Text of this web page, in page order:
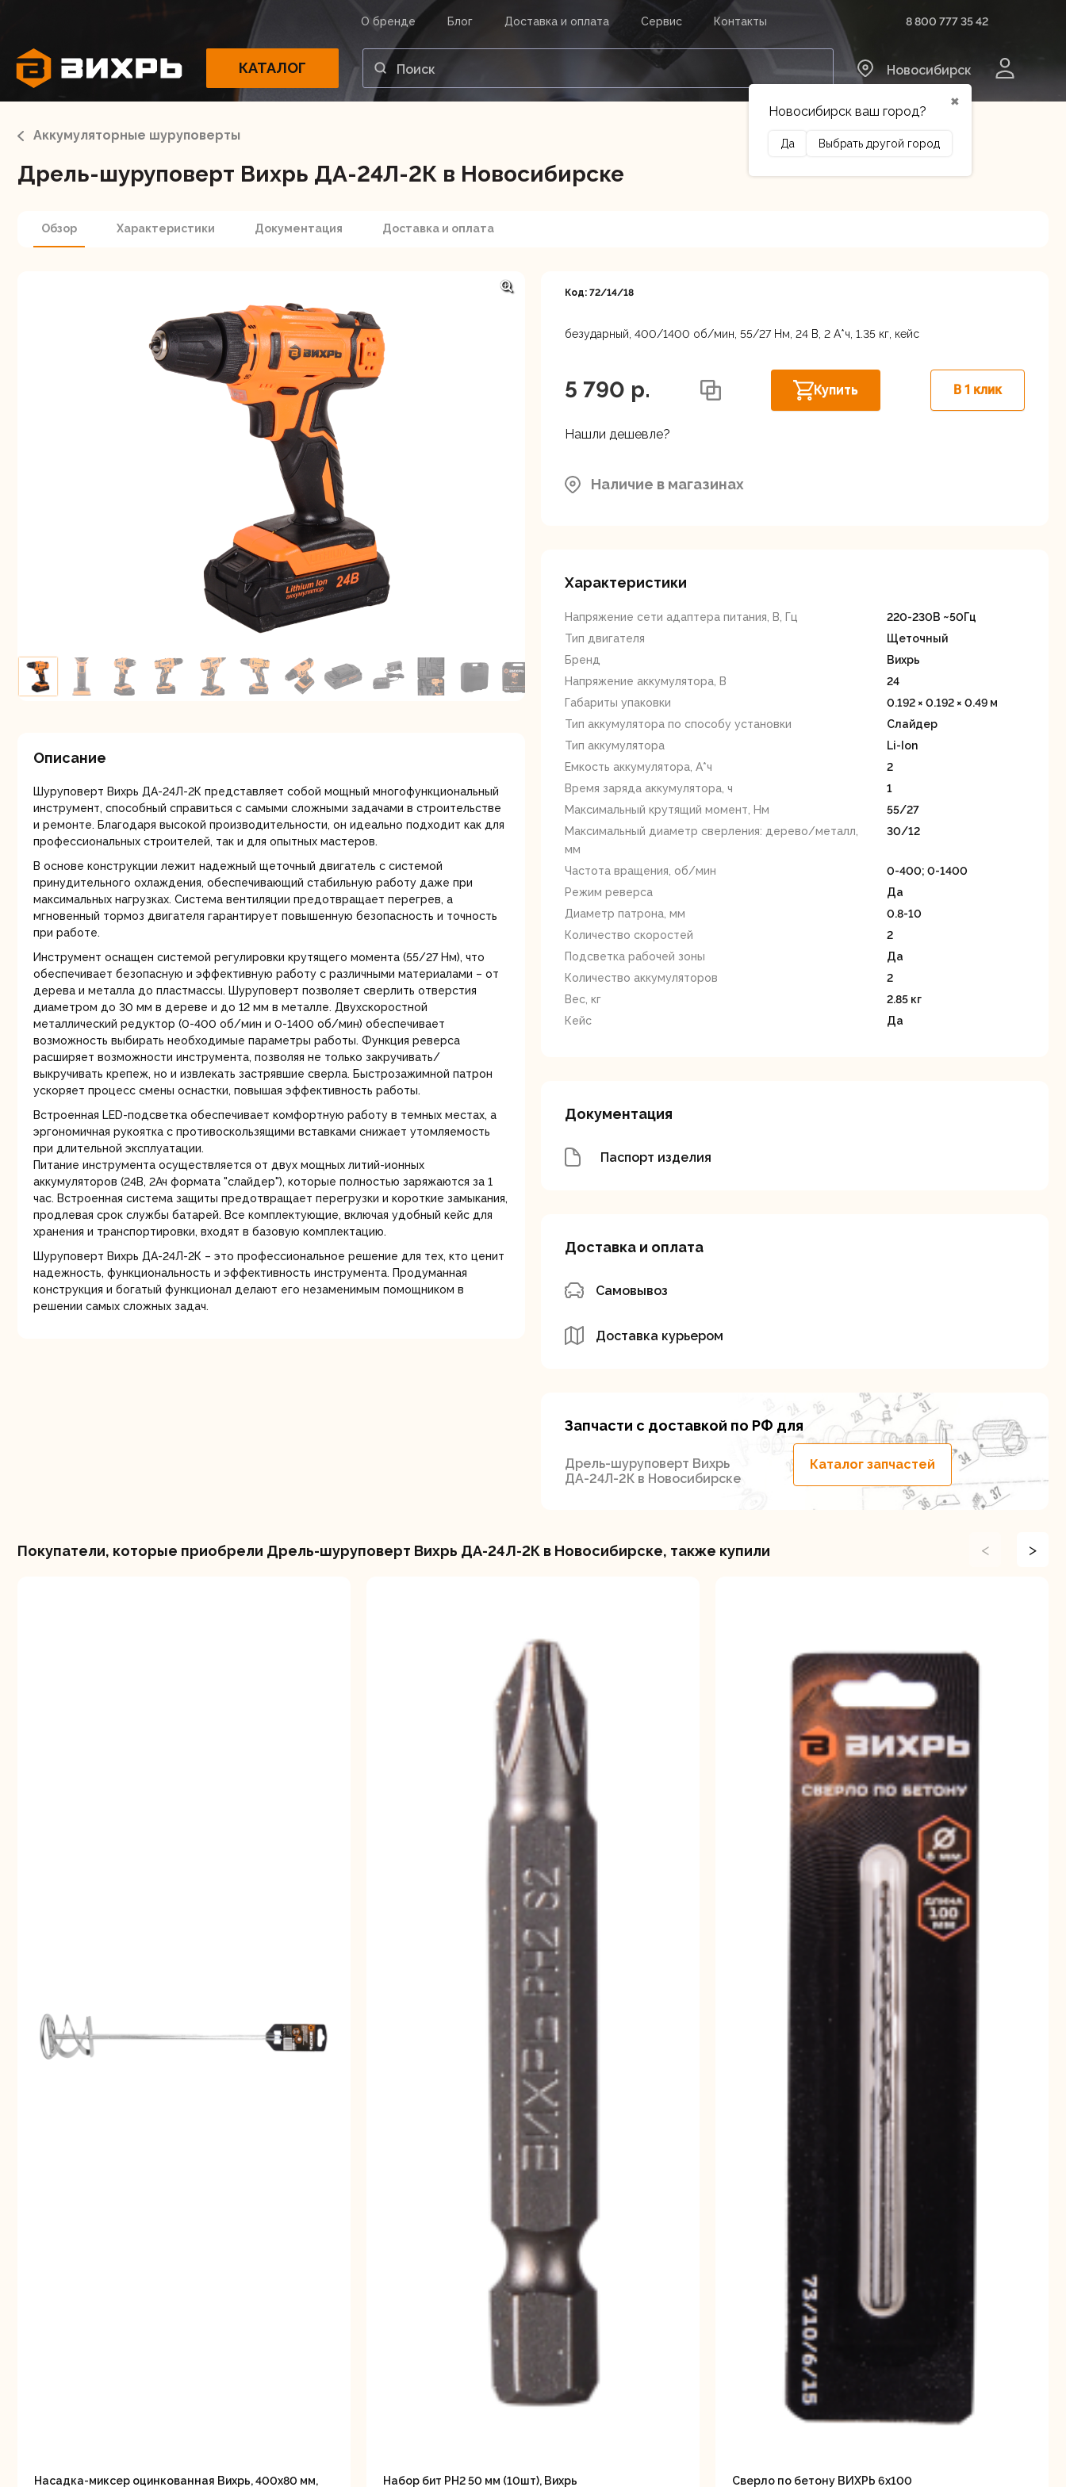
О бренде Блог Доставка и оплата Сервис Контакты 8 800 777 35 42
КАТАЛОГ Новосибирск
✖
Новосибирск ваш город?
Да Выбрать другой город
Аккумуляторные
шуруповерты
Комплектующие для
электроинструмента
Отрезные пилы Перфораторы Сабельные пилы
Рубанки
Степлеры
электрические
Термопистолеты
Торцовочные
пилы
Точильные станки
Шлифовальные
машины
Штроборезы
Аккумуляторные шуруповерты
Дрель-шуруповерт Вихрь ДА-24Л-2К в Новосибирске
Обзор Характеристики Документация Доставка и оплата
Описание
Шуруповерт Вихрь ДА-24Л-2К представляет собой мощный многофункциональный
инструмент, способный справиться с самыми сложными задачами в строительстве
и ремонте. Благодаря высокой производительности, он идеально подходит как для
профессиональных строителей, так и для опытных мастеров.
В основе конструкции лежит надежный щеточный двигатель с системой
принудительного охлаждения, обеспечивающий стабильную работу даже при
максимальных нагрузках. Система вентиляции предотвращает перегрев, а
мгновенный тормоз двигателя гарантирует повышенную безопасность и точность
при работе.
Инструмент оснащен системой регулировки крутящего момента (55/27 Нм), что
обеспечивает безопасную и эффективную работу с различными материалами – от
дерева и металла до пластмассы. Шуруповерт позволяет сверлить отверстия
диаметром до 30 мм в дереве и до 12 мм в металле. Двухскоростной
металлический редуктор (0-400 об/мин и 0-1400 об/мин) обеспечивает
возможность выбирать необходимые параметры работы. Функция реверса
расширяет возможности инструмента, позволяя не только закручивать/
выкручивать крепеж, но и извлекать застрявшие сверла. Быстрозажимной патрон
ускоряет процесс смены оснастки, повышая эффективность работы.
Встроенная LED-подсветка обеспечивает комфортную работу в темных местах, а
эргономичная рукоятка с противоскользящими вставками снижает утомляемость
при длительной эксплуатации.
Питание инструмента осуществляется от двух мощных литий-ионных
аккумуляторов (24В, 2Ач формата "слайдер"), которые полностью заряжаются за 1
час. Встроенная система защиты предотвращает перегрузки и короткие замыкания,
продлевая срок службы батарей. Все комплектующие, включая удобный кейс для
хранения и транспортировки, входят в базовую комплектацию.
Шуруповерт Вихрь ДА-24Л-2К – это профессиональное решение для тех, кто ценит
надежность, функциональность и эффективность инструмента. Продуманная
конструкция и богатый функционал делают его незаменимым помощником в
решении самых сложных задач.
Код: 72/14/18
безударный, 400/1400 об/мин, 55/27 Нм, 24 В, 2 А*ч, 1.35 кг, кейс
5 790 p. Купить В 1 клик
Нашли дешевле?
Наличие в магазинах
Новосибирск, Мочищенское шоссе, 1/4 к8
Осталось
Характеристики
Напряжение сети адаптера питания, В, Гц
220-230В ~50Гц
Тип двигателя
Щеточный
Бренд
Вихрь
Напряжение аккумулятора, В
24
Габариты упаковки
0.192 × 0.192 × 0.49 м
Тип аккумулятора по способу установки
Слайдер
Тип аккумулятора
Li-Ion
Емкость аккумулятора, А*ч
2
Время заряда аккумулятора, ч
1
Максимальный крутящий момент, Нм
55/27
Максимальный диаметр сверления: дерево/металл,
мм
30/12
Частота вращения, об/мин
0-400; 0-1400
Режим реверса
Да
Диаметр патрона, мм
0.8-10
Количество скоростей
2
Подсветка рабочей зоны
Да
Количество аккумуляторов
2
Вес, кг
2.85 кг
Кейс
Да
Документация
Паспорт изделия
Доставка и оплата
Самовывоз
Доставка курьером
Запчасти с доставкой по РФ для
Дрель-шуруповерт Вихрь
ДА-24Л-2К в Новосибирске
Каталог запчастей
Покупатели, которые приобрели Дрель-шуруповерт Вихрь ДА-24Л-2К в Новосибирске, также купили < >
Насадка-миксер оцинкованная Вихрь, 400х80 мм, Набор бит PH2 50 мм (10шт), Вихрь Сверло по бетону ВИХРЬ 6x100
ВХОД
Забыли пароль?